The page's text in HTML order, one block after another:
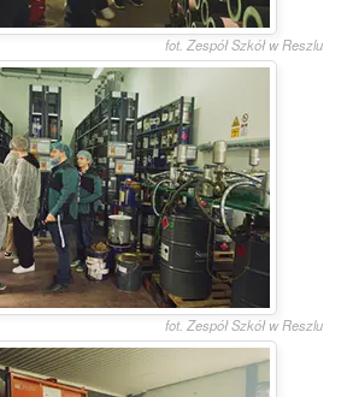
fot. Zespół Szkół w Reszlu
fot. Zespół Szkół w Reszlu